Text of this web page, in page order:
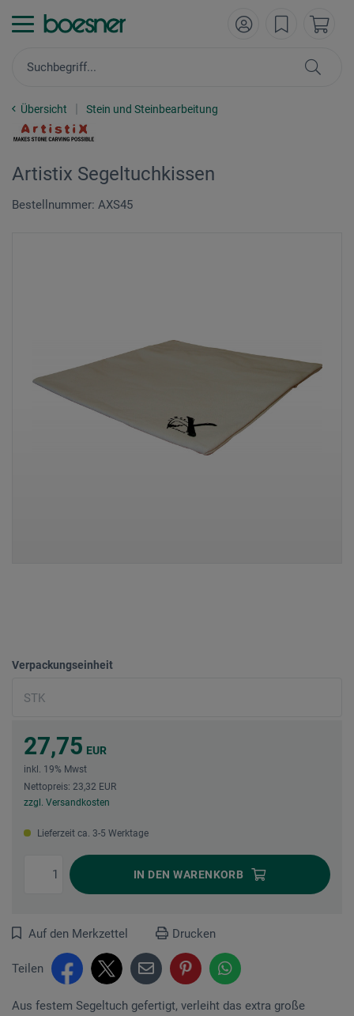
Übersicht Stein und Steinbearbeitung
Artistix Segeltuchkissen
Bestellnummer: AXS45
Verpackungseinheit
27,75 EUR
inkl. 19% Mwst
Nettopreis: 23,32 EUR
zzgl. Versandkosten
Lieferzeit ca. 3-5 Werktage
IN DEN WARENKORB
Auf den Merkzettel Drucken
Teilen
Aus festem Segeltuch gefertigt, verleiht das extra große